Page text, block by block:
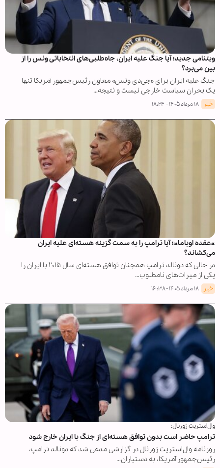
ویتنامی جدید؛ آیا جنگ علیه ایران، جاه‌طلبی‌های انتخاباتی ونس را از
بین می‌برد؟
جنگ علیه ایران برای «جی‌دی ونس» معاون رئیس‌جمهور آمریکا تنها
یک بحران سیاست خارجی نیست و نتیجه…
خبر ۱۸ مرداد ۱۴۰۵ - ۱۸:۲۴
«عقده اوباما»؛ آیا ترامپ را به سمت گزینه هسته‌ای علیه ایران
می‌کشاند؟
در حالی که دونالد ترامپ همچنان توافق هسته‌ای سال ۲۰۱۵ با ایران را
یکی از میراث‌های نامطلوب…
خبر ۱۸ مرداد ۱۴۰۵ - ۱۶:۳۸
وال‌استریت ژورنال:
ترامپ حاضر است بدون توافق هسته‌ای از جنگ با ایران خارج شود
روزنامه وال‌استریت ژورنال در گزارشی مدعی شد که دونالد ترامپ،
رئیس‌جمهور آمریکا، به دستیاران…